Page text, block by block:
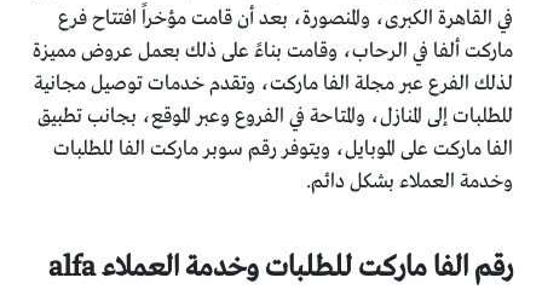
في القاهرة الكبرى، والمنصورة، بعد أن قامت مؤخراً افتتاح فرع
ماركت ألفا في الرحاب، وقامت بناءً على ذلك بعمل عروض مميزة
لذلك الفرع عبر مجلة الفا ماركت، وتقدم خدمات توصيل مجانية
للطلبات إلى المنازل، والمتاحة في الفروع وعبر الموقع، بجانب تطبيق
الفا ماركت على الموبايل، ويتوفر رقم سوبر ماركت الفا للطلبات
وخدمة العملاء بشكل دائم.
رقم الفا ماركت للطلبات وخدمة العملاء alfa